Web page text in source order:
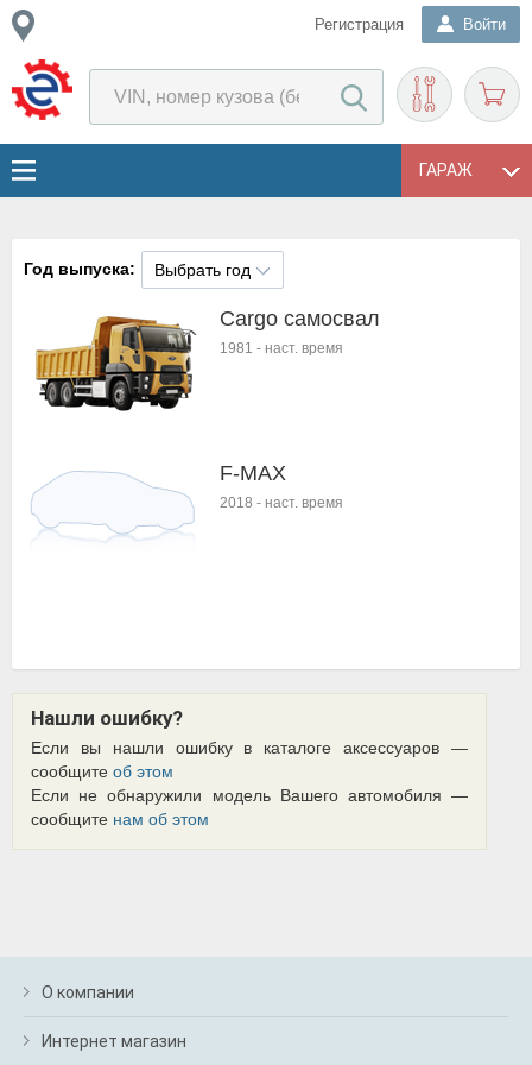
Регистрация Войти
ГАРАЖ
Год выпуска: Выбрать год
Cargo самосвал
1981 - наст. время
F-MAX
2018 - наст. время
Нашли ошибку?
Если вы нашли ошибку в каталоге аксессуаров —
сообщите об этом
Если не обнаружили модель Вашего автомобиля —
сообщите нам об этом
О компании
Интернет магазин